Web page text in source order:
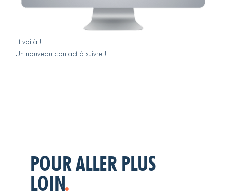
Et voilà !
Un nouveau contact à suivre !
POUR ALLER PLUS
LOIN.